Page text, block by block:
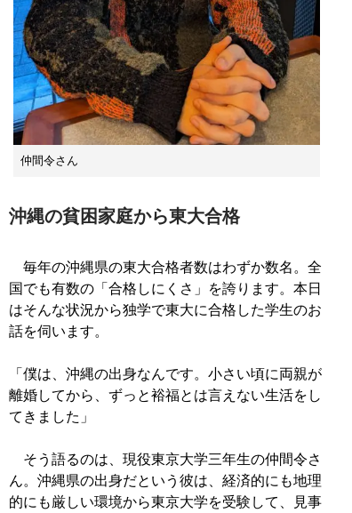
仲間令さん
沖縄の貧困家庭から東大合格
毎年の沖縄県の東大合格者数はわずか数名。全
国でも有数の「合格しにくさ」を誇ります。本日
はそんな状況から独学で東大に合格した学生のお
話を伺います。
「僕は、沖縄の出身なんです。小さい頃に両親が
離婚してから、ずっと裕福とは言えない生活をし
てきました」
そう語るのは、現役東京大学三年生の仲間令さ
ん。沖縄県の出身だという彼は、経済的にも地理
的にも厳しい環境から東京大学を受験して、見事